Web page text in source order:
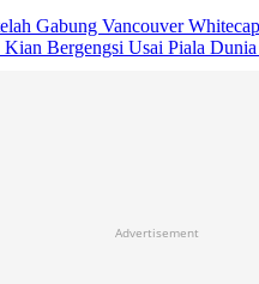
Gabung Vancouver
Bergengsi Usai Piala
Advertisement